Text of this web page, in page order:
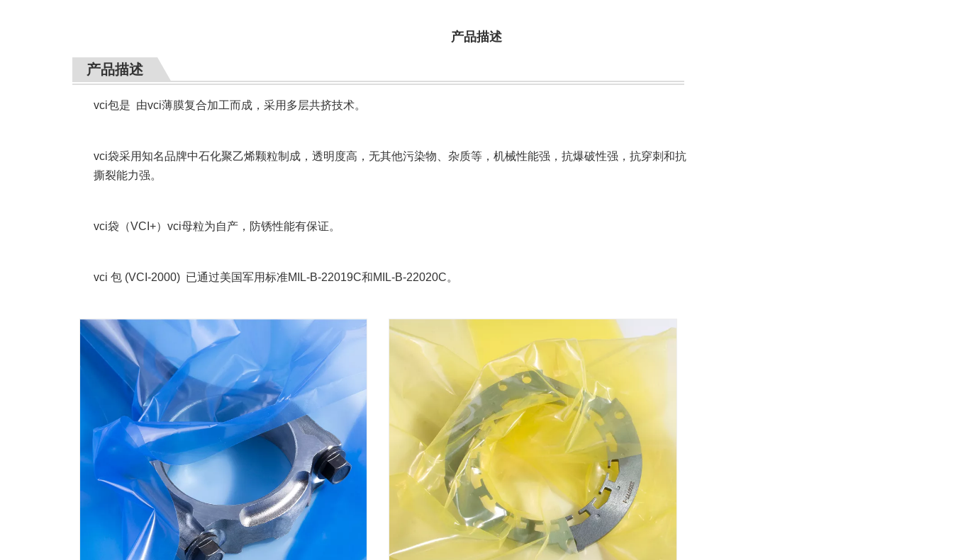
产品描述
产品描述
vci包是 由vci薄膜复合加工而成，采用多层共挤技术。
vci袋采用知名品牌中石化聚乙烯颗粒制成，透明度高，无其他污染物、杂质等，机械性能强，抗爆破性强，抗穿刺和抗
撕裂能力强。
vci袋（VCI+）vci母粒为自产，防锈性能有保证。
vci 包 (VCI-2000) 已通过美国军用标准MIL-B-22019C和MIL-B-22020C。